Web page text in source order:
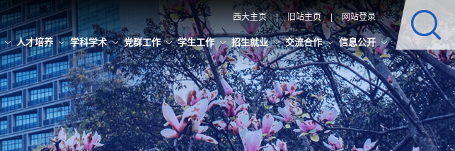
西大主页 | 旧站主页 | 网站登录
人才培养 学科学术 党群工作 学生工作 招生就业 交流合作 信息公开